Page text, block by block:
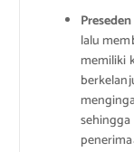
lalu
memiliki